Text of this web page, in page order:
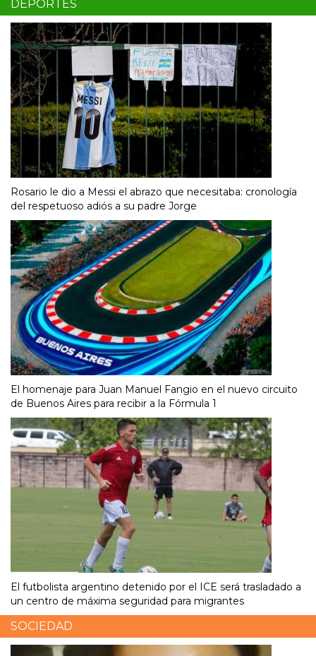
DEPORTES
Rosario le dio a Messi el abrazo que necesitaba: cronología
del respetuoso adiós a su padre Jorge
El homenaje para Juan Manuel Fangio en el nuevo circuito
de Buenos Aires para recibir a la Fórmula 1
El futbolista argentino detenido por el ICE será trasladado a
un centro de máxima seguridad para migrantes
SOCIEDAD